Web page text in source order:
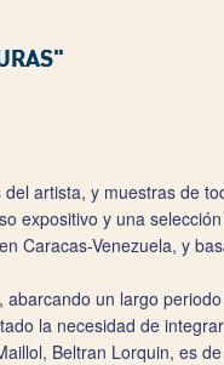
artista, y muestras de
expositivo y una
Caracas-Venezuela, y
un largo
la necesidad de
Beltran Lorquin, es